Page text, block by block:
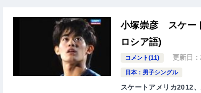
小塚崇彦 スケー
ロシア語)
コメント(11) 更新日：
日本：男子シングル
スケートアメリカ2012